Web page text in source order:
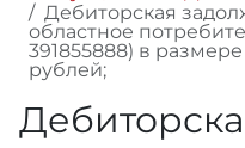
Дебиторская
областное
391855888) в
рублей;